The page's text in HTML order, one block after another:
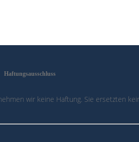
Haftungsausschluss
wir keine Haftung. Sie ersetzten